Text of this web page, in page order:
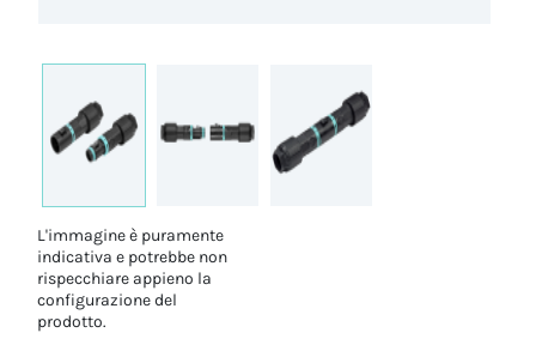
L'immagine è puramente
indicativa e potrebbe non
rispecchiare appieno la
configurazione del
prodotto.